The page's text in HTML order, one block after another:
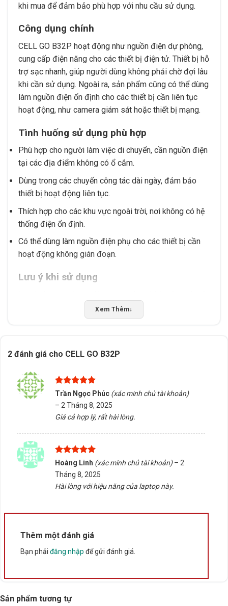
khi mua để đảm bảo phù hợp với nhu cầu sử dụng.
Công dụng chính
CELL GO B32P hoạt động như nguồn điện dự phòng,
cung cấp điện năng cho các thiết bị điện tử. Thiết bị hỗ
trợ sạc nhanh, giúp người dùng không phải chờ đợi lâu
khi cần sử dụng. Ngoài ra, sản phẩm cũng có thể dùng
làm nguồn điện ổn định cho các thiết bị cần liên tục
hoạt động, như camera giám sát hoặc thiết bị mạng.
Tình huống sử dụng phù hợp
Phù hợp cho người làm việc di chuyển, cần nguồn điện
tại các địa điểm không có ổ cắm.
Dùng trong các chuyến công tác dài ngày, đảm bảo
thiết bị hoạt động liên tục.
Thích hợp cho các khu vực ngoài trời, nơi không có hệ
thống điện ổn định.
Có thể dùng làm nguồn điện phụ cho các thiết bị cần
hoạt động không gián đoạn.
Lưu ý khi sử dụng
trước khi sử dụng để đảm bảo tương thích. Tránh để
thiết bị tiếp xúc với nước hoặc môi trường ẩm ướt. Khi
Tấn Phát AD sẵn sàng hỗ trợ tư vấn chọn đúng sản
hàng/tư vấn tại Buôn Ma Thuột, Đắk Lắk. Liên hệ để
được hỗ trợ tận tình.
Rate this product
Thông số kỹ thuật
Xem Thêm↓
2 đánh giá cho CELL GO B32P
Được xếp
55
sao
Trần Ngọc Phúc (xác minh chủ tài khoản)
– 2 Tháng 8, 2025
Giá cả hợp lý, rất hài lòng.
Được xếp
hạng5
sao
Hoàng Linh (xác minh chủ tài khoản) – 2
Tháng 8, 2025
Hài lòng với hiệu năng của laptop này.
Thêm một đánh giá
Bạn phải đăng nhập để gửi đánh giá.
Sản phẩm tương tự